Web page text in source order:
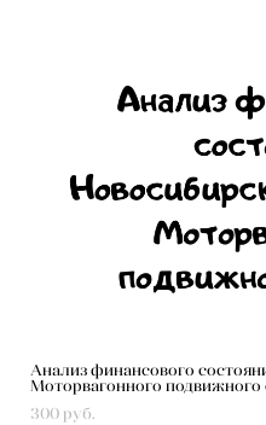
Анализ финансового
Моторвагонного подвижного
300 pуб.